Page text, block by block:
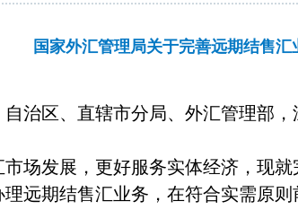
国家外汇管理局关于完善远期结售
治区、直辖市分局、外汇管理部
场发展，更好服务实体经济，现
远期结售汇业务，在符合实需原